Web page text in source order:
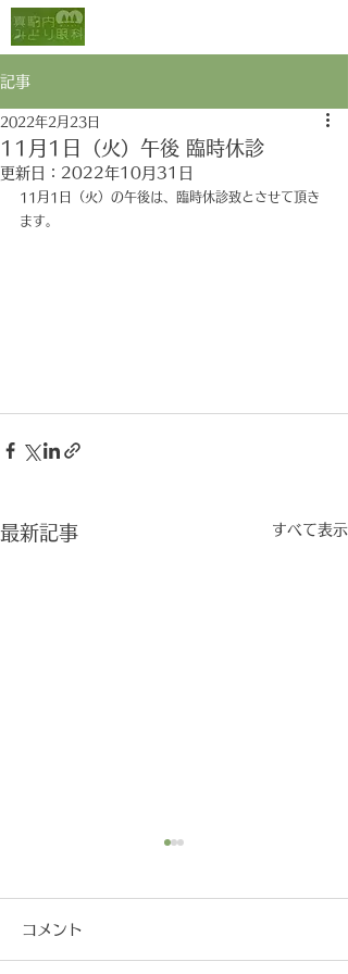
記事
11月1日（火）午後 臨時休診
2022年2月23日
更新日： 2022年10月31日
11月1日（火）の午後は、臨時休診致とさせて頂き
ます。
最新記事 すべて表示
コメント